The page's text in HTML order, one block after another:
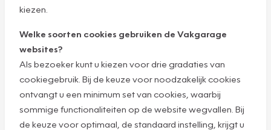
kiezen.
Welke soorten cookies gebruiken de Vakgarage
websites?
Als bezoeker kunt u kiezen voor drie gradaties van
cookiegebruik. Bij de keuze voor noodzakelijk cookies
ontvangt u een minimum set van cookies, waarbij
sommige functionaliteiten op de website wegvallen. Bij
de keuze voor optimaal, de standaard instelling, krijgt u